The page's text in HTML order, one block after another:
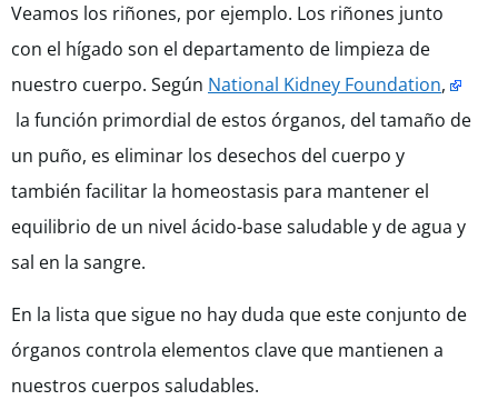
Veamos los riñones, por ejemplo. Los riñones junto
con el hígado son el departamento de limpieza de
nuestro cuerpo. Según National Kidney Foundation,
la función primordial de estos órganos, del tamaño de
un puño, es eliminar los desechos del cuerpo y
también facilitar la homeostasis para mantener el
equilibrio de un nivel ácido-base saludable y de agua y
sal en la sangre.
En la lista que sigue no hay duda que este conjunto de
órganos controla elementos clave que mantienen a
nuestros cuerpos saludables.